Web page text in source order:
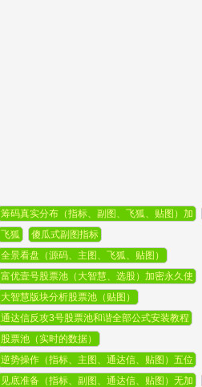
筹码真实分布（指标、副图、飞狐、贴图）加
飞狐
傻瓜式副图指标
全景看盘（源码、主图、飞狐、贴图）
富优壹号股票池（大智慧、选股）加密永久使
大智慧版块分析股票池（贴图）
通达信反攻3号股票池和谐全部公式安装教程
股票池（实时的数据）
逆势操作（指标、主图、通达信、贴图）五位
见底准备（指标、副图、通达信、贴图）无加